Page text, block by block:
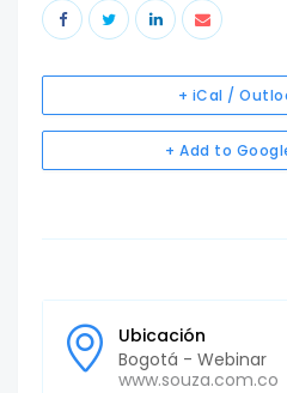
+ Add to
+ iCal /
Ubicación
Bogotá - Webinar
www.souza.com.co